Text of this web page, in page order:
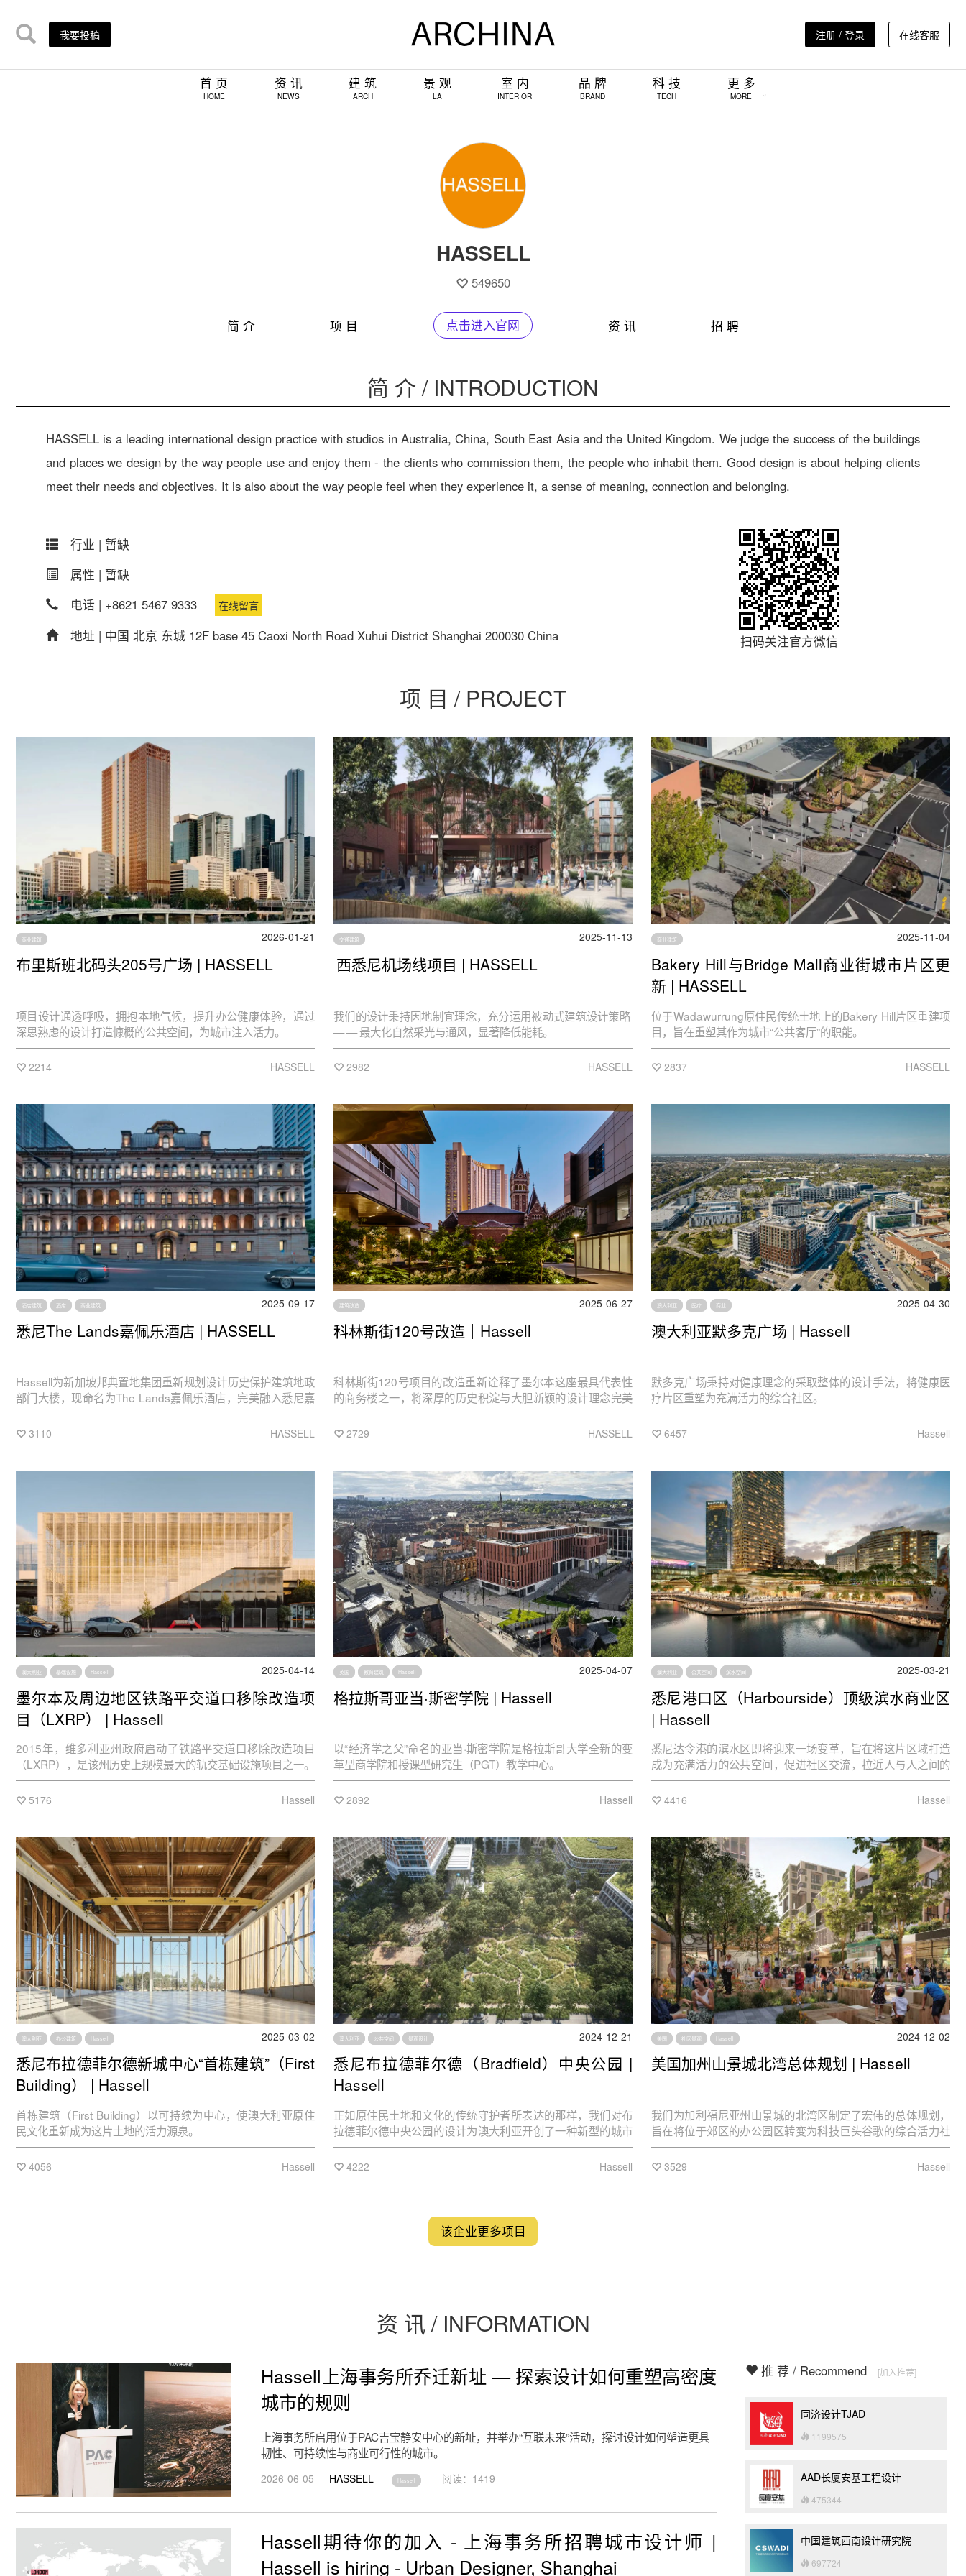
我要投稿 注册 / 登录 在线客服
首 页
HOME
资 讯
NEWS
建 筑
ARCH
景 观
LA
室 内
INTERIOR
品 牌
BRAND
科 技
TECH
更 多
MORE
HASSELL
549650
简 介 项 目 点击进入官网 资 讯 招 聘
简 介 / INTRODUCTION
HASSELL is a leading international design practice with studios in Australia, China, South East Asia and the United Kingdom. We judge the success of the buildings
and places we design by the way people use and enjoy them - the clients who commission them, the people who inhabit them. Good design is about helping clients
meet their needs and objectives. It is also about the way people feel when they experience it, a sense of meaning, connection and belonging.
行业 | 暂缺
属性 | 暂缺
电话 | +8621 5467 9333 在线留言
地址 | 中国 北京 东城 12F base 45 Caoxi North Road Xuhui District Shanghai 200030 China 扫码关注官方微信
项 目 / PROJECT
商业建筑 2026-01-21
布里斯班北码头205号广场 | HASSELL
项目设计通透呼吸，拥抱本地气候，提升办公健康体验，通过
深思熟虑的设计打造慷概的公共空间，为城市注入活力。
2214 HASSELL
交通建筑 2025-11-13
西悉尼机场线项目 | HASSELL
我们的设计秉持因地制宜理念，充分运用被动式建筑设计策略
— — 最大化自然采光与通风，显著降低能耗。
2982 HASSELL
商业建筑 2025-11-04
Bakery Hill与Bridge Mall商业街城市片区更
新 | HASSELL
位于Wadawurrung原住民传统土地上的Bakery Hill片区重建项
目，旨在重塑其作为城市“公共客厅”的职能。
2837 HASSELL
酒店建筑 酒店 商业建筑 2025-09-17
悉尼The Lands嘉佩乐酒店 | HASSELL
Hassell为新加坡邦典置地集团重新规划设计历史保护建筑地政
部门大楼，现命名为The Lands嘉佩乐酒店，完美融入悉尼嘉
佩乐酒店的整体愿景。
3110 HASSELL
建筑改造 2025-06-27
科林斯街120号改造｜Hassell
科林斯街120号项目的改造重新诠释了墨尔本这座最具代表性
的商务楼之一，将深厚的历史积淀与大胆新颖的设计理念完美
融合。
2729 HASSELL
澳大利亚 医疗 商业 2025-04-30
澳大利亚默多克广场 | Hassell
默多克广场秉持对健康理念的采取整体的设计手法，将健康医
疗片区重塑为充满活力的综合社区。
6457 Hassell
澳大利亚 基础设施 Hassell 2025-04-14
墨尔本及周边地区铁路平交道口移除改造项
目（LXRP） | Hassell
2015年，维多利亚州政府启动了铁路平交道口移除改造项目
（LXRP），是该州历史上规模最大的轨交基础设施项目之一。
该基建项目的目标为，到2030年，需移除大墨尔本地区110个
最危险、最拥堵的平交道口。此外，项目还包括轨交网络升
5176 Hassell
英国 教育建筑 Hassell 2025-04-07
格拉斯哥亚当·斯密学院 | Hassell
以“经济学之父”命名的亚当·斯密学院是格拉斯哥大学全新的变
革型商学院和授课型研究生（PGT）教学中心。
2892 Hassell
澳大利亚 公共空间 滨水空间 2025-03-21
悉尼港口区（Harbourside）顶级滨水商业区
| Hassell
悉尼达令港的滨水区即将迎来一场变革，旨在将这片区域打造
成为充满活力的公共空间，促进社区交流，拉近人与人之间的
距离。
4416 Hassell
澳大利亚 办公建筑 Hassell 2025-03-02
悉尼布拉德菲尔德新城中心“首栋建筑”（First
Building） | Hassell
首栋建筑（First Building）以可持续为中心，使澳大利亚原住
民文化重新成为这片土地的活力源泉。
4056 Hassell
澳大利亚 公共空间 景观设计 2024-12-21
悉尼布拉德菲尔德（Bradfield）中央公园 |
Hassell
正如原住民土地和文化的传统守护者所表达的那样，我们对布
拉德菲尔德中央公园的设计为澳大利亚开创了一种新型的城市
空间，展示了如何利用城市空间促进原住民土地的复苏。
4222 Hassell
美国 社区景观 Hassell 2024-12-02
美国加州山景城北湾总体规划 | Hassell
我们为加利福尼亚州山景城的北湾区制定了宏伟的总体规划，
旨在将位于郊区的办公园区转变为科技巨头谷歌的综合活力社
区，重点强调可持续性和经济适用房的建设。
3529 Hassell
该企业更多项目
资 讯 / INFORMATION
Hassell上海事务所乔迁新址 — 探索设计如何重塑高密度
城市的规则
上海事务所启用位于PAC吉宝静安中心的新址，并举办“互联未来”活动，探讨设计如何塑造更具
韧性、可持续性与商业可行性的城市。
2026-06-05 HASSELL Hassell 阅读：1419
Hassell期待你的加入 - 上海事务所招聘城市设计师 |
Hassell is hiring - Urban Designer, Shanghai
推 荐 / Recommend [加入推荐]
同济设计TJAD
1199575
AAD长厦安基工程设计
475344
中国建筑西南设计研究院
697724